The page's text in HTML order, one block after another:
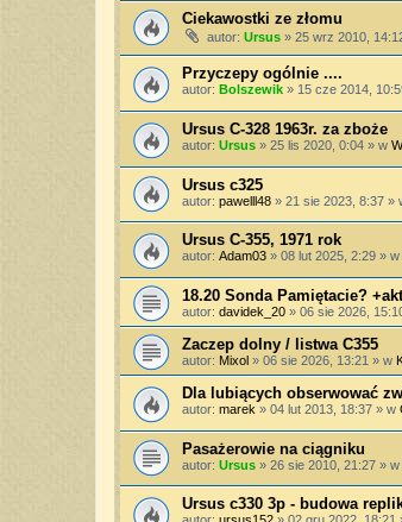
Ciekawostki ze złomu
autor: Ursus » 25 wrz 2010,
Przyczepy ogólnie ....
autor: Bolszewik » 15 cze 2014,
Ursus C-328 1963r. za zboże
autor: Ursus » 25 lis 2020, 0:04 » w
Ursus c325
autor: pawelll48 » 21 sie 2023, 8:37 »
Ursus C-355, 1971 rok
autor: Adam03 » 08 lut 2025, 2:29 » w
18.20 Sonda Pamiętacie?
autor: davidek_20 » 06 sie 2026,
Zaczep dolny / listwa C355
autor: Mixol » 06 sie 2026, 13:21 » w
Dla lubiących obserwować
autor: marek » 04 lut 2013, 18:37 » w
Pasażerowie na ciągniku
autor: Ursus » 26 sie 2010, 21:27 » w
Ursus c330 3p - budowa